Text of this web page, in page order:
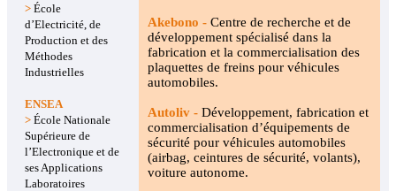
> École
d’Electricité, de
Production et des
Méthodes
Industrielles
ENSEA
> École Nationale
Supérieure de
l’Electronique et de
ses Applications
Laboratoires
Akebono - Centre de recherche et de
développement spécialisé dans la
fabrication et la commercialisation des
plaquettes de freins pour véhicules
automobiles.
Autoliv - Développement, fabrication et
commercialisation d’équipements de
sécurité pour véhicules automobiles
(airbag, ceintures de sécurité, volants),
voiture autonome.